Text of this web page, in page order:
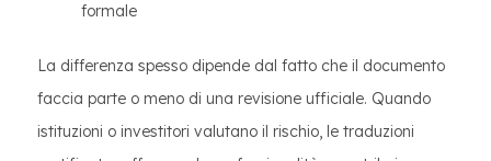
formale
La differenza spesso dipende dal fatto che il documento
faccia parte o meno di una revisione ufficiale. Quando
istituzioni o investitori valutano il rischio, le traduzioni